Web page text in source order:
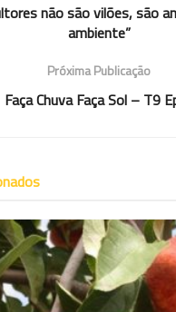
não são vilões, são
ambiente”
Próxima Publicação
Faça Chuva Faça Sol – T9